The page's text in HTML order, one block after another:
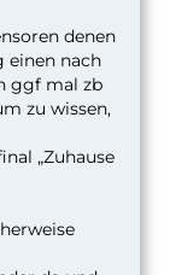
denen
einen nach
ggf mal zb
zu wissen,
„Zuhause